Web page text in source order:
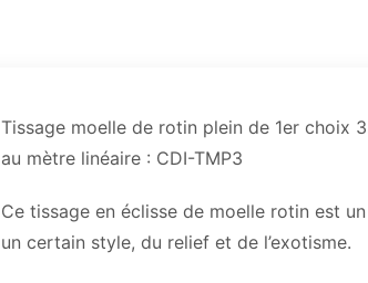
Tissage moelle de rotin plein de 1er choix
au mètre linéaire : CDI-TMP3
Ce tissage en éclisse de moelle rotin est
un certain style, du relief et de l’exotisme.